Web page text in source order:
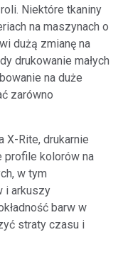
Niektóre tkaniny
na maszynach o
dużą zmianę na
drukowanie małych
na duże
zarówno
X-Rite, drukarnie
profile kolorów na
w tym
i arkuszy
barw w
straty czasu i